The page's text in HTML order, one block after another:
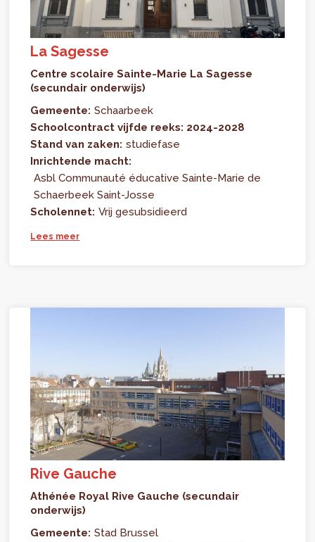
La Sagesse
Centre scolaire Sainte-Marie La Sagesse
(secundair onderwijs)
Gemeente: Schaarbeek
Schoolcontract vijfde reeks: 2024-2028
Stand van zaken: studiefase
Inrichtende macht:
Asbl Communauté éducative Sainte-Marie de
Schaerbeek Saint-Josse
Scholennet: Vrij gesubsidieerd
Lees meer
Rive Gauche
Athénée Royal Rive Gauche (secundair
onderwijs)
Gemeente: Stad Brussel